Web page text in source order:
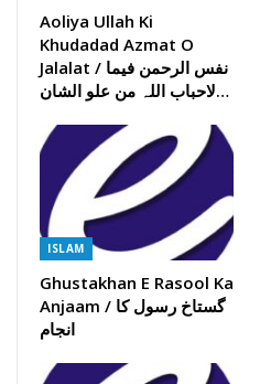
Aoliya Ullah Ki
Khudadad Azmat O
Jalalat / نفس الرحمن فیما
لاحباب اللہ من علو الشان…
ISLAM
Ghustakhan E Rasool Ka
Anjaam / گستاخ رسول کا
انجام